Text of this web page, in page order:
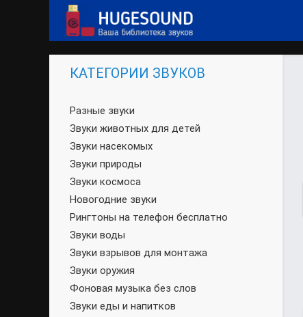
КАТЕГОРИИ ЗВУКОВ
Разные звуки
Звуки животных для детей
Звуки насекомых
Звуки природы
Звуки космоса
Новогодние звуки
Рингтоны на телефон бесплатно
Звуки воды
Звуки взрывов для монтажа
Звуки оружия
Фоновая музыка без слов
Звуки еды и напитков